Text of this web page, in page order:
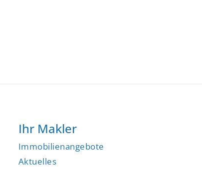
Ihr Makler
Immobilienangebote
Aktuelles